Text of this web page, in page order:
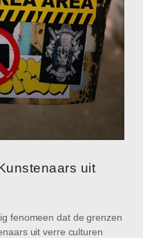
uit
fenomeen dat de grenzen
uit verre culturen